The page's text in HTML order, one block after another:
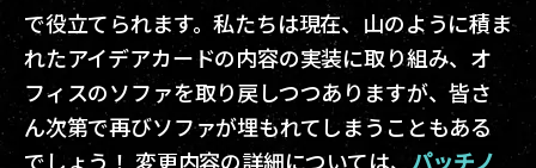
で役立てられます。私たちは現在、山のように積ま
れたアイデアカードの内容の実装に取り組み、オ
フィスのソファを取り戻しつつありますが、皆さ
ん次第で再びソファが埋もれてしまうこともある
でしょう！ 変更内容の詳細については、 パッチノ